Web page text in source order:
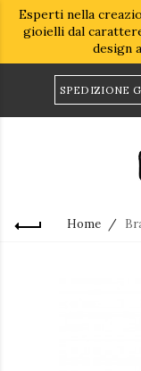
Esperti nella
gioielli dal
design
SPEDIZIONE
Home